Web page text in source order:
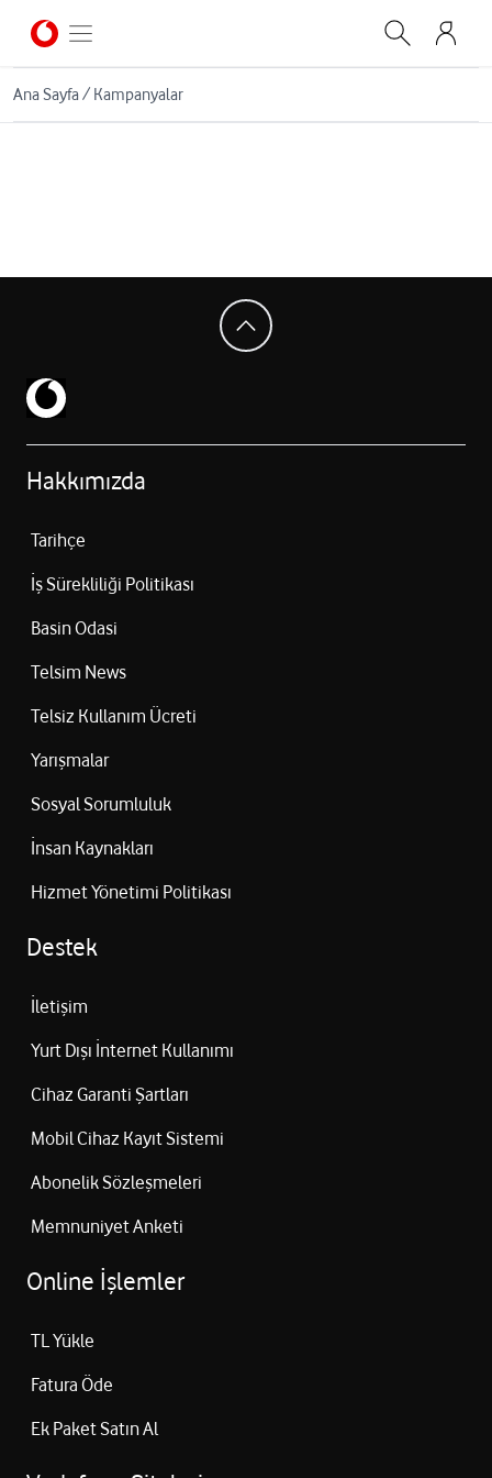
Ana Sayfa/ Kampanyalar
Hakkımızda
Tarihçe
İş Sürekliliği Politikası
Basin Odasi
Telsim News
Telsiz Kullanım Ücreti
Yarışmalar
Sosyal Sorumluluk
İnsan Kaynakları
Hizmet Yönetimi Politikası
Destek
İletişim
Yurt Dışı İnternet Kullanımı
Cihaz Garanti Şartları
Mobil Cihaz Kayıt Sistemi
Abonelik Sözleşmeleri
Memnuniyet Anketi
Online İşlemler
TL Yükle
Fatura Öde
Ek Paket Satın Al